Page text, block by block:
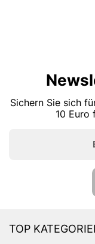
Sichern Sie sich
10 Euro
TOP